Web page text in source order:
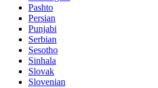
Pashto
Persian
Punjabi
Serbian
Sesotho
Sinhala
Slovak
Slovenian